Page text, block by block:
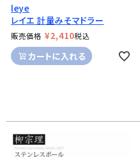
leye
レイエ 計量みそマドラー
販売価格 ¥2,410税込
カートに入れる